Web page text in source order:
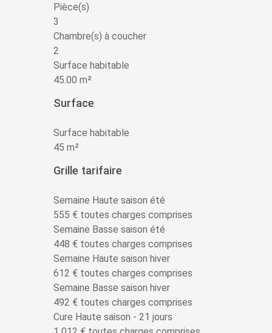
Pièce(s)
3
Chambre(s) à coucher
2
Surface habitable
45.00 m²
Surface
Surface habitable
45 m²
Grille tarifaire
Semaine Haute saison été
555 € toutes charges comprises
Semaine Basse saison été
448 € toutes charges comprises
Semaine Haute saison hiver
612 € toutes charges comprises
Semaine Basse saison hiver
492 € toutes charges comprises
Cure Haute saison - 21 jours